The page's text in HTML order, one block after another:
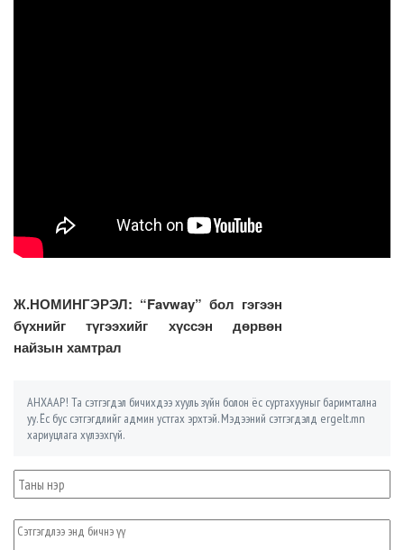
Ж.НОМИНГЭРЭЛ: “Favway” бол гэгээн
бүхнийг түгээхийг хүссэн дөрвөн
найзын хамтрал
АНХААР! Та сэтгэгдэл бичихдээ хууль зүйн болон ёс суртахууныг баримтална
уу. Ёс бус сэтгэгдлийг админ устгах эрхтэй. Мэдээний сэтгэгдэлд ergelt.mn
хариуцлага хүлээхгүй.